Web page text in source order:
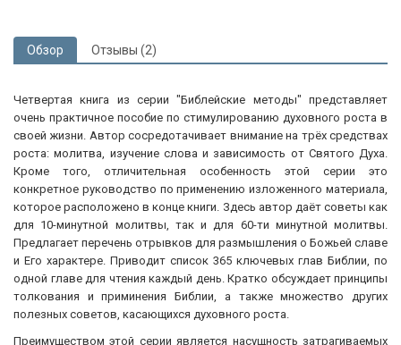
Обзор Отзывы (2)
Четвертая книга из серии "Библейские методы" представляет
очень практичное пособие по стимулированию духовного роста в
своей жизни. Автор сосредотачивает внимание на трёх средствах
роста: молитва, изучение слова и зависимость от Святого Духа.
Кроме того, отличительная особенность этой серии это
конкретное руководство по применению изложенного материала,
которое расположено в конце книги. Здесь автор даёт советы как
для 10-минутной молитвы, так и для 60-ти минутной молитвы.
Предлагает перечень отрывков для размышления о Божьей славе
и Его характере. Приводит список 365 ключевых глав Библии, по
одной главе для чтения каждый день. Кратко обсуждает принципы
толкования и приминения Библии, а также множество других
полезных советов, касающихся духовного роста.
Преимуществом этой серии является насущность затрагиваемых